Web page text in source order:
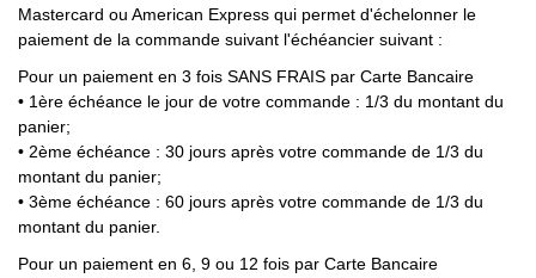
Mastercard ou American Express qui permet d'échelonner le
paiement de la commande suivant l'échéancier suivant :
Pour un paiement en 3 fois SANS FRAIS par Carte Bancaire
• 1ère échéance le jour de votre commande : 1/3 du montant du
panier;
• 2ème échéance : 30 jours après votre commande de 1/3 du
montant du panier;
• 3ème échéance : 60 jours après votre commande de 1/3 du
montant du panier.
Pour un paiement en 6, 9 ou 12 fois par Carte Bancaire